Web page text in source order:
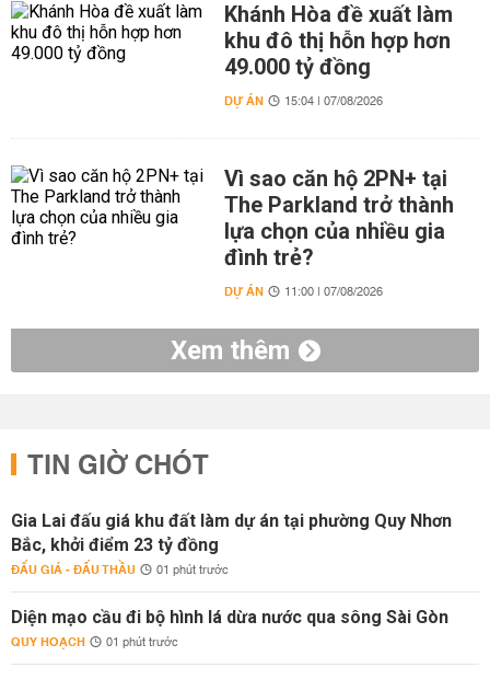
Khánh Hòa đề xuất làm
khu đô thị hỗn hợp hơn
49.000 tỷ đồng
DỰ ÁN 15:04 | 07/08/2026
Vì sao căn hộ 2PN+ tại
The Parkland trở thành
lựa chọn của nhiều gia
đình trẻ?
DỰ ÁN 11:00 | 07/08/2026
Xem thêm
TIN GIỜ CHÓT
Gia Lai đấu giá khu đất làm dự án tại phường Quy Nhơn
Bắc, khởi điểm 23 tỷ đồng
ĐẤU GIÁ - ĐẤU THẦU 01 phút trước
Diện mạo cầu đi bộ hình lá dừa nước qua sông Sài Gòn
QUY HOẠCH 01 phút trước